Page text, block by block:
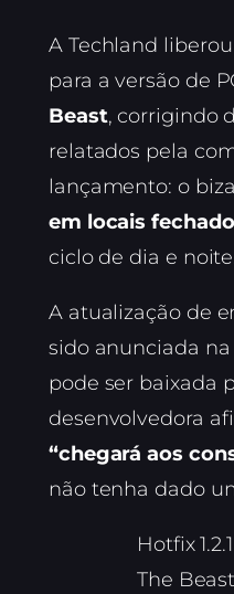
A Techland liberou
para a versão de
Beast, corrigindo
relatados pela
lançamento: o
em locais
ciclo de dia e
A atualização de
sido anunciada
pode ser baixada
desenvolvedora
“chegará aos
não tenha dado
Hotfix
The